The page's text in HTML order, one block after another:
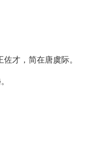
才，简在唐虞际。